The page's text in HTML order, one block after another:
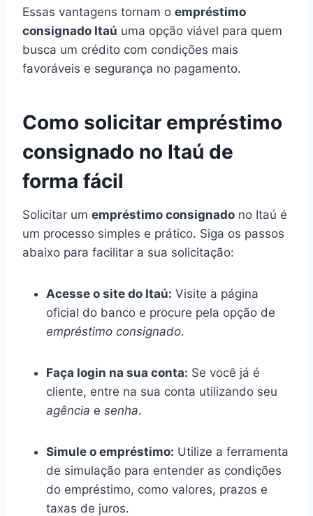
Essas vantagens tornam o empréstimo
consignado Itaú uma opção viável para quem
busca um crédito com condições mais
favoráveis e segurança no pagamento.
Como solicitar empréstimo
consignado no Itaú de
forma fácil
Solicitar um empréstimo consignado no Itaú é
um processo simples e prático. Siga os passos
abaixo para facilitar a sua solicitação:
Acesse o site do Itaú: Visite a página
oficial do banco e procure pela opção de
empréstimo consignado.
Faça login na sua conta: Se você já é
cliente, entre na sua conta utilizando seu
agência e senha.
Simule o empréstimo: Utilize a ferramenta
de simulação para entender as condições
do empréstimo, como valores, prazos e
taxas de juros.